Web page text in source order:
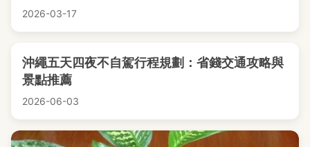
2026-03-17
沖繩五天四夜不自駕行程規劃：省錢交通攻略與
景點推薦
2026-06-03